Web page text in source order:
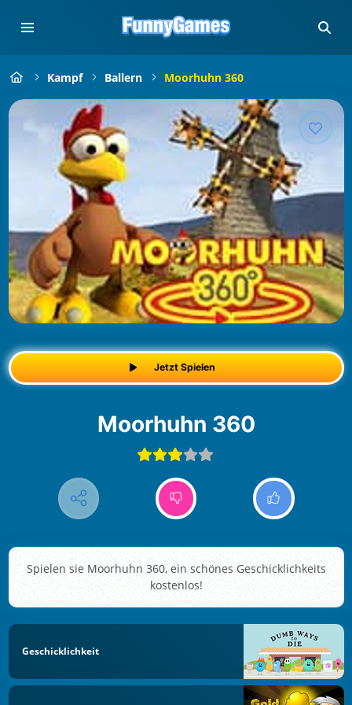
Kampf Ballern Moorhuhn 360
Jetzt Spielen
Moorhuhn 360
Spielen sie Moorhuhn 360, ein schönes Geschicklichkeits
kostenlos!
Geschicklichkeit